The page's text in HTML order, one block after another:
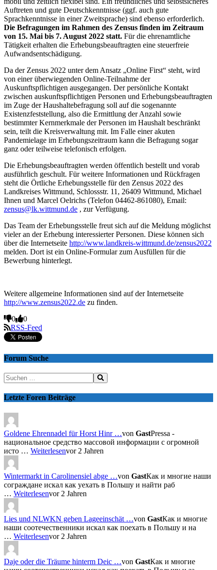
Auftreten und gute Deutschkenntnisse (ggf. auch gute
Sprachkenntnisse in einer Zweitsprache) sind ebenso erforderlich.
Die Befragungen im Rahmen des Zensus finden im Zeitraum
von 15. Mai bis 7. August 2022 statt. Für die ehrenamtliche
Tätigkeit erhalten die Erhebungsbeauftragten eine steuerfreie
Aufwandsentschädigung.
Da der Zensus 2022 unter dem Ansatz „Online First“ steht, wird
von einer überwiegenden Online-Teilnahme der
Auskunftspflichtigen ausgegangen. Der persönliche Kontakt
zwischen auskunftspflichtigen Personen und Erhebungsbeauftragten
im Zuge der Haushaltebefragung soll auf die sogenannte
Existenzfeststellung, also die Ermittlung der Anzahl sowie
bestimmter Kernmerkmale der Personen im Haushalt beschränkt
sein, teilt die Kreisverwaltung mit. Im Falle einer akuten
Pandemielage im Erhebungszeitraum kann die Befragung sogar
ganz oder teilweise telefonisch erfolgen.
Die Erhebungsbeauftragten werden öffentlich bestellt und vorab
ausführlich geschult. Für weitere Informationen und Rückfragen
steht die Örtliche Erhebungsstelle für den Zensus 2022 des
Landkreises Wittmund, Schlossstr. 11, 26409 Wittmund, Michael
Ihnen und Marcel Oelrichs (Telefon 04462-861080), Email:
zensus@lk.wittmund.de , zur Verfügung.
Das Team der Erhebungsstelle freut sich auf die Meldung möglichst
vieler an der Erhebung interessierter Personen. Diese können sich
über die Internetseite http://www.landkreis-wittmund.de/zensus2022
melden. Dort ist ein Online-Formular zum Ausfüllen für die
Bewerbung hinterlegt.
Weitere allgemeine Informationen sind auf der Internetseite
http://www.zensus2022.de zu finden.
Anklicken
für
Daumen
nach
0
Anklicken
für
Daumen
nach
0
RSS-Feed
Forum Suche
Letzte Foren Beiträge
Goldene Ehrennadel für Horst Hinr …von GastPressa -
национальное средство массовой информации с огромной
исто … Weiterlesenvor 2 Jahren
Wintermarkt in Carolinensiel abge …von GastКак и многие наши
сограждане искал как уехать в Польшу и найти раб
… Weiterlesenvor 2 Jahren
Lies und NLWKN geben Lageeinschät …von GastКак и многие
наши соотечественники искал как поехать в Польшу и на
… Weiterlesenvor 2 Jahren
Daje oder die Träume hinterm Deic …von GastКак и многие